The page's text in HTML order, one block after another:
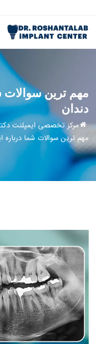
مهم ترین سوالات
دندان
مرکز تخصصی ایمپلنت
مهم ترین سوالات شما درباره